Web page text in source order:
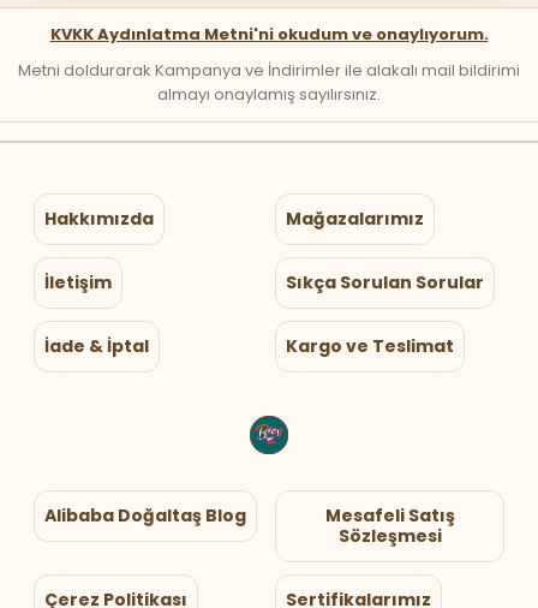
KVKK Aydınlatma Metni'ni okudum ve onaylıyorum.
Metni doldurarak Kampanya ve İndirimler ile alakalı mail bildirimi
almayı onaylamış sayılırsınız.
Hakkımızda Mağazalarımız
İletişim Sıkça Sorulan Sorular
İade & İptal Kargo ve Teslimat
Alibaba Doğaltaş Blog
Mesafeli Satış
Sözleşmesi
Çerez Politikası Sertifikalarımız